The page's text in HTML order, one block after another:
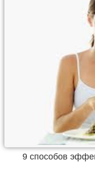
9 способов